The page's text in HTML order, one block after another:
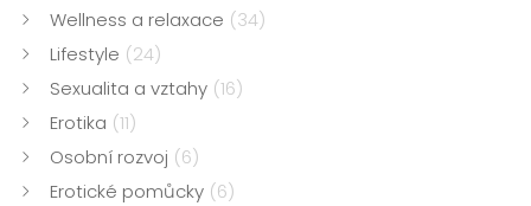
Wellness a relaxace (34)
Lifestyle (24)
Sexualita a vztahy (16)
Erotika (11)
Osobní rozvoj (6)
Erotické pomůcky (6)